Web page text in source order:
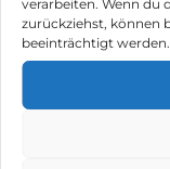
verarbeiten. Wenn du
zurückziehst, können
beeinträchtigt werden.